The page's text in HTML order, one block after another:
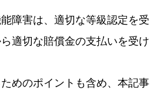
障害は、適切な等級認定を受
適切な賠償金の支払いを受け
めのポイントも含め、本記事